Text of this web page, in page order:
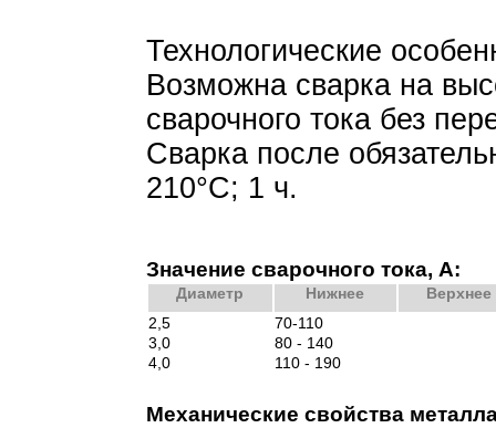
Технологические
Возможна сварка на
сварочного тока без
Сварка после
210°С; 1 ч.
Значение сварочного тока, А:
Диаметр Нижнее
Верхнее
2,5
70-110
3,0
80 - 140
4,0
110 - 190
Механические свойства